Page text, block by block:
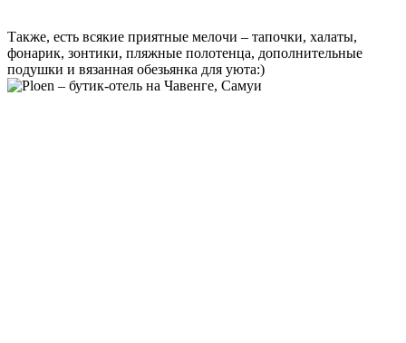
Также, есть всякие приятные мелочи – тапочки, халаты,
фонарик, зонтики, пляжные полотенца, дополнительные
подушки и вязанная обезьянка для уюта:)